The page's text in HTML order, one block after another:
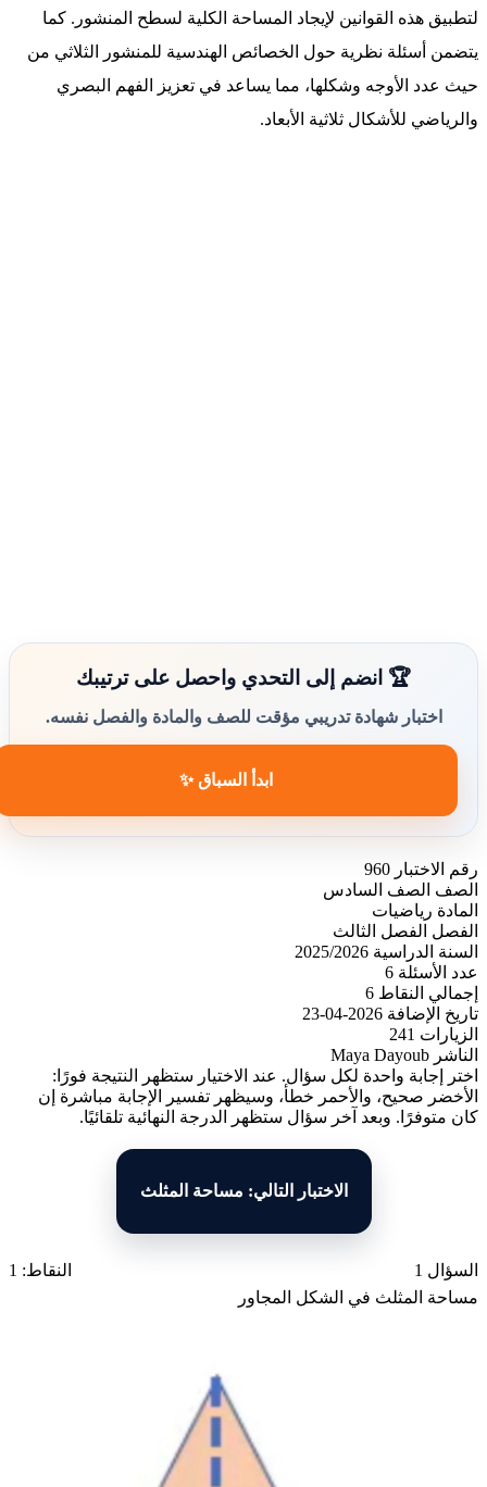
لتطبيق هذه القوانين لإيجاد المساحة الكلية لسطح المنشور. كما
يتضمن أسئلة نظرية حول الخصائص الهندسية للمنشور الثلاثي من
حيث عدد الأوجه وشكلها، مما يساعد في تعزيز الفهم البصري
والرياضي للأشكال ثلاثية الأبعاد.
🏆 انضم إلى التحدي واحصل على ترتيبك
اختبار شهادة تدريبي مؤقت للصف والمادة والفصل نفسه.
ابدأ السباق ✨
رقم الاختبار 960
الصف
الصف السادس
المادة رياضيات
الفصل
الفصل الثالث
السنة الدراسية 2025/2026
عدد الأسئلة 6
إجمالي النقاط 6
تاريخ الإضافة 2026-04-23
الزيارات
241
الناشر Maya Dayoub
اختر إجابة واحدة لكل سؤال. عند الاختيار ستظهر النتيجة فورًا:
الأخضر صحيح، والأحمر خطأ، وسيظهر تفسير الإجابة مباشرة إن
كان متوفرًا. وبعد آخر سؤال ستظهر الدرجة النهائية تلقائيًا.
الاختبار التالي: مساحة المثلث
السؤال 1
النقاط: 1
مساحة المثلث في الشكل المجاور